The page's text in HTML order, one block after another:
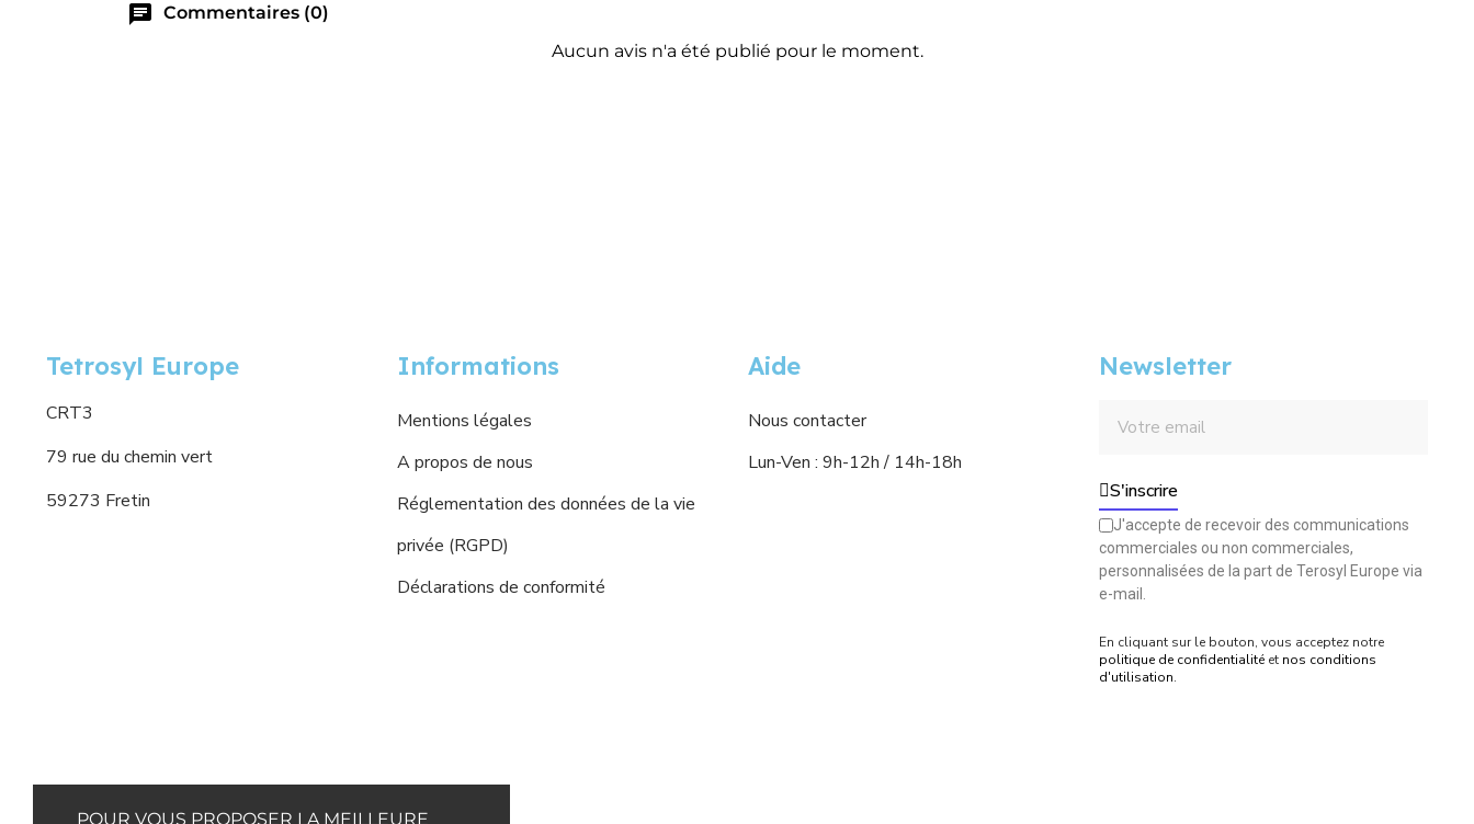
POUR VOUS PROPOSER LA MEILLEURE
chat Commentaires (0)
Aucun avis n'a été publié pour le moment.
Tetrosyl Europe
CRT3
79 rue du chemin vert
59273 Fretin
Informations
Mentions légales
A propos de nous
Réglementation des données de la vie
privée (RGPD)
Déclarations de conformité
Aide
Nous contacter
Lun-Ven : 9h-12h / 14h-18h
Newsletter
S'inscrire
J'accepte de recevoir des communications
commerciales ou non commerciales,
personnalisées de la part de Terosyl Europe via
e-mail.
En cliquant sur le bouton, vous acceptez notre
politique de confidentialité et nos conditions
d'utilisation.